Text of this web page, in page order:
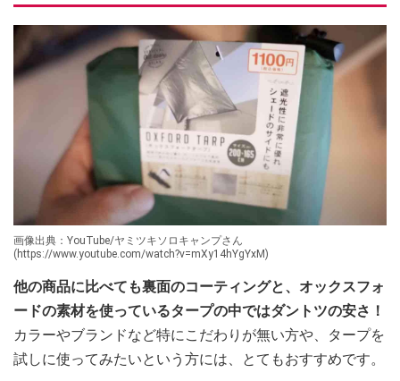
画像出典：YouTube/ヤミツキソロキャンプさん
(https://www.youtube.com/watch?v=mXy14hYgYxM)
他の商品に比べても裏面のコーティングと、オックスフォ
ードの素材を使っているタープの中ではダントツの安さ！
カラーやブランドなど特にこだわりが無い方や、タープを
試しに使ってみたいという方には、とてもおすすめです。